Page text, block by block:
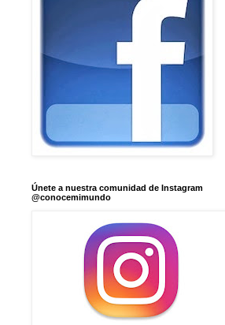
Únete a nuestra comunidad de Instagram
@conocemimundo